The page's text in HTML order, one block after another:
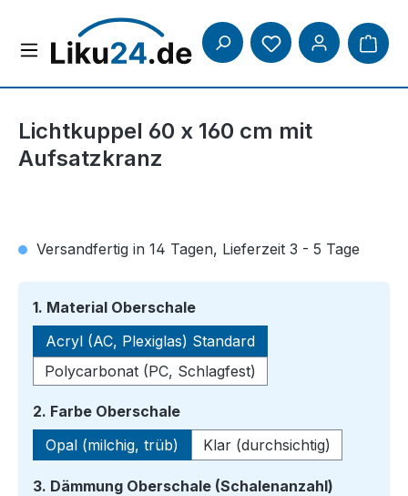
Zum Hauptinhalt springen
Lichtkuppel 60 x 160 cm mit
Aufsatzkranz
Versandfertig in 14 Tagen, Lieferzeit 3 - 5 Tage
1. Material Oberschaleauswählen
Acryl (AC, Plexiglas) Standard
Polycarbonat (PC, Schlagfest)
2. Farbe Oberschaleauswählen
Opal (milchig, trüb)
Klar (durchsichtig)
3. Dämmung Oberschale (Schalenanzahl)